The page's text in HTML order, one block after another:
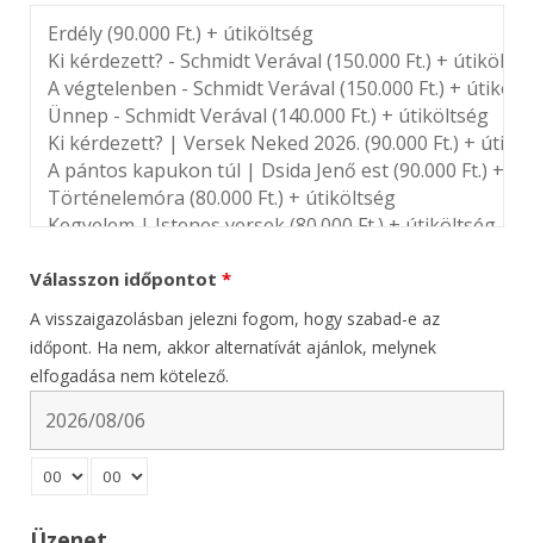
Válasszon időpontot *
A visszaigazolásban jelezni fogom, hogy szabad-e az
időpont. Ha nem, akkor alternatívát ajánlok, melynek
elfogadása nem kötelező.